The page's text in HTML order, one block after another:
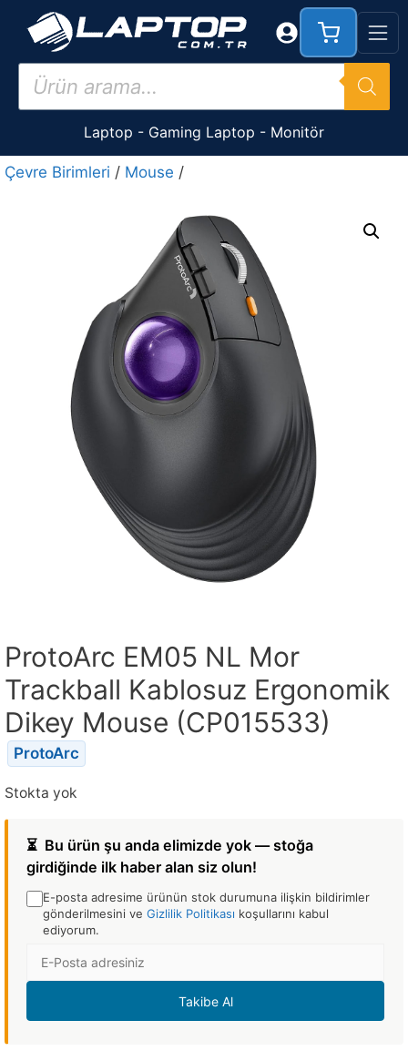
İçeriğe
Products
search
Laptop - Gaming Laptop - Monitör
Çevre Birimleri / Mouse /
ProtoArc EM05 NL Mor
Trackball Kablosuz Ergonomik
Dikey Mouse (CP015533)
ProtoArc
Stokta yok
⏳ Bu ürün şu anda elimizde yok — stoğa
girdiğinde ilk haber alan siz olun!
E-posta adresime ürünün stok durumuna ilişkin bildirimler
gönderilmesini ve Gizlilik Politikası koşullarını kabul
ediyorum.
posta
Takibe Al